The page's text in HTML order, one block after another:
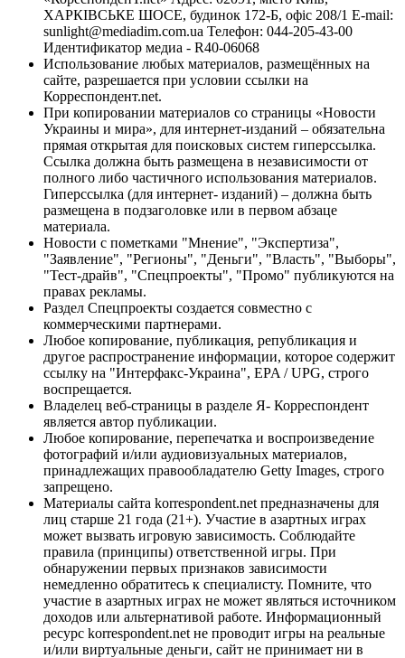
ХАРКІВСЬКЕ ШОСЕ, будинок 172-Б, офіс 208/1 E-mail:
sunlight@mediadim.com.ua Телефон: 044-205-43-00
Идентификатор медиа - R40-06068
Использование любых материалов, размещённых на
сайте, разрешается при условии ссылки на
Корреспондент.net.
При копировании материалов со страницы «Новости
Украины и мира», для интернет-изданий – обязательна
прямая открытая для поисковых систем гиперссылка.
Ссылка должна быть размещена в независимости от
полного либо частичного использования материалов.
Гиперссылка (для интернет- изданий) – должна быть
размещена в подзаголовке или в первом абзаце
материала.
Новости с пометками "Мнение", "Экспертиза",
"Заявление", "Регионы", "Деньги", "Власть", "Выборы",
"Тест-драйв", "Спецпроекты", "Промо" публикуются на
правах рекламы.
Раздел Спецпроекты создается совместно с
коммерческими партнерами.
Любое копирование, публикация, републикация и
другое распространение информации, которое содержит
ссылку на "Интерфакс-Украина", EPA / UPG, строго
воспрещается.
Владелец веб-страницы в разделе Я- Корреспондент
является автор публикации.
Любое копирование, перепечатка и воспроизведение
фотографий и/или аудиовизуальных материалов,
принадлежащих правообладателю Getty Images, строго
запрещено.
Материалы сайта korrespondent.net предназначены для
лиц старше 21 года (21+). Участие в азартных играх
может вызвать игровую зависимость. Соблюдайте
правила (принципы) ответственной игры. При
обнаружении первых признаков зависимости
немедленно обратитесь к специалисту. Помните, что
участие в азартных играх не может являться источником
доходов или альтернативой работе. Информационный
ресурс korrespondent.net не проводит игры на реальные
и/или виртуальные деньги, сайт не принимает ни в